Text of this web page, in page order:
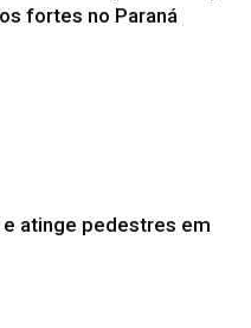
fortes no Paraná
atinge pedestres em